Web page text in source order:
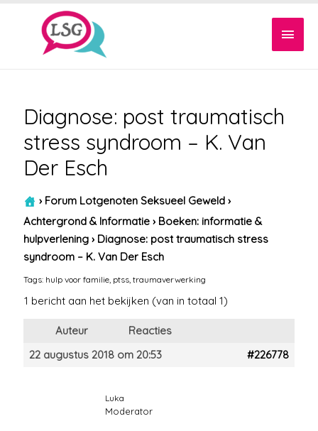
Diagnose: post traumatisch
stress syndroom – K. Van
Der Esch
› Forum Lotgenoten Seksueel Geweld ›
Achtergrond & Informatie › Boeken: informatie &
hulpverlening › Diagnose: post traumatisch stress
syndroom – K. Van Der Esch
Tags: hulp voor familie ptss ,traumaverwerking
1 bericht aan het bekijken (van in totaal 1)
Auteur
Reacties
22 augustus 2018 om 20:53
#226778
Luka
Moderator